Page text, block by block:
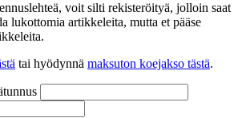
voit silti rekisteröityä, jolloin saat
lukottomia artikkeleita, mutta et pääse
tai hyödynnä maksuton koejakso tästä.